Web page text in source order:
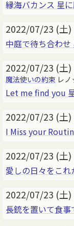
縁海バカンス 星
2022/07/23 (土)
中庭で待ち合わせ
2022/07/23 (土)
魔法使いの約束 レ
Let me find you
2022/07/23 (土)
I Miss your
2022/07/23 (土)
愛しの日々をこれ
2022/07/23 (土)
長銃を置いて食事